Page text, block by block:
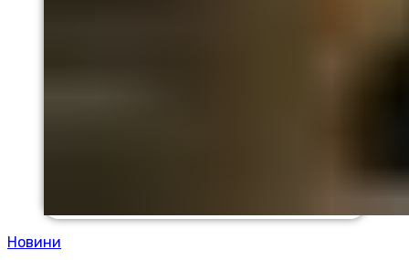
Новини